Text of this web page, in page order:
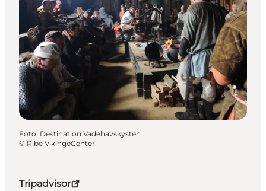
Tripadvisor
Foto: Destination Vadehavskysten
© Ribe VikingeCenter